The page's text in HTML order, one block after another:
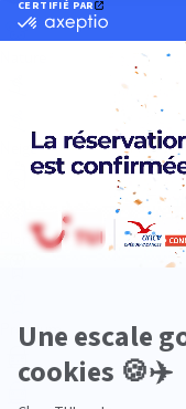
Neige
Plongée
Premium